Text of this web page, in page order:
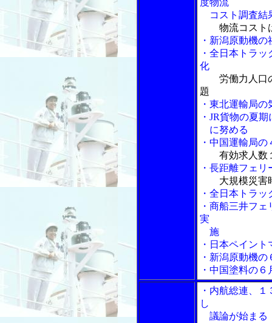
度物流
コスト調査結
物流コスト
・新潟原動機
・全日本トラ
化
労働力人口
題
・東北運輸局
・JR貨物の夏
に努める
・中国運輸局
有効求人数１
・長距離フェ
大規模災害
・全日本トラ
・商船三井フ
実
施
・日本ペイン
・新潟原動機
・中国塗料の
・内航総連、
し
議論が始まる